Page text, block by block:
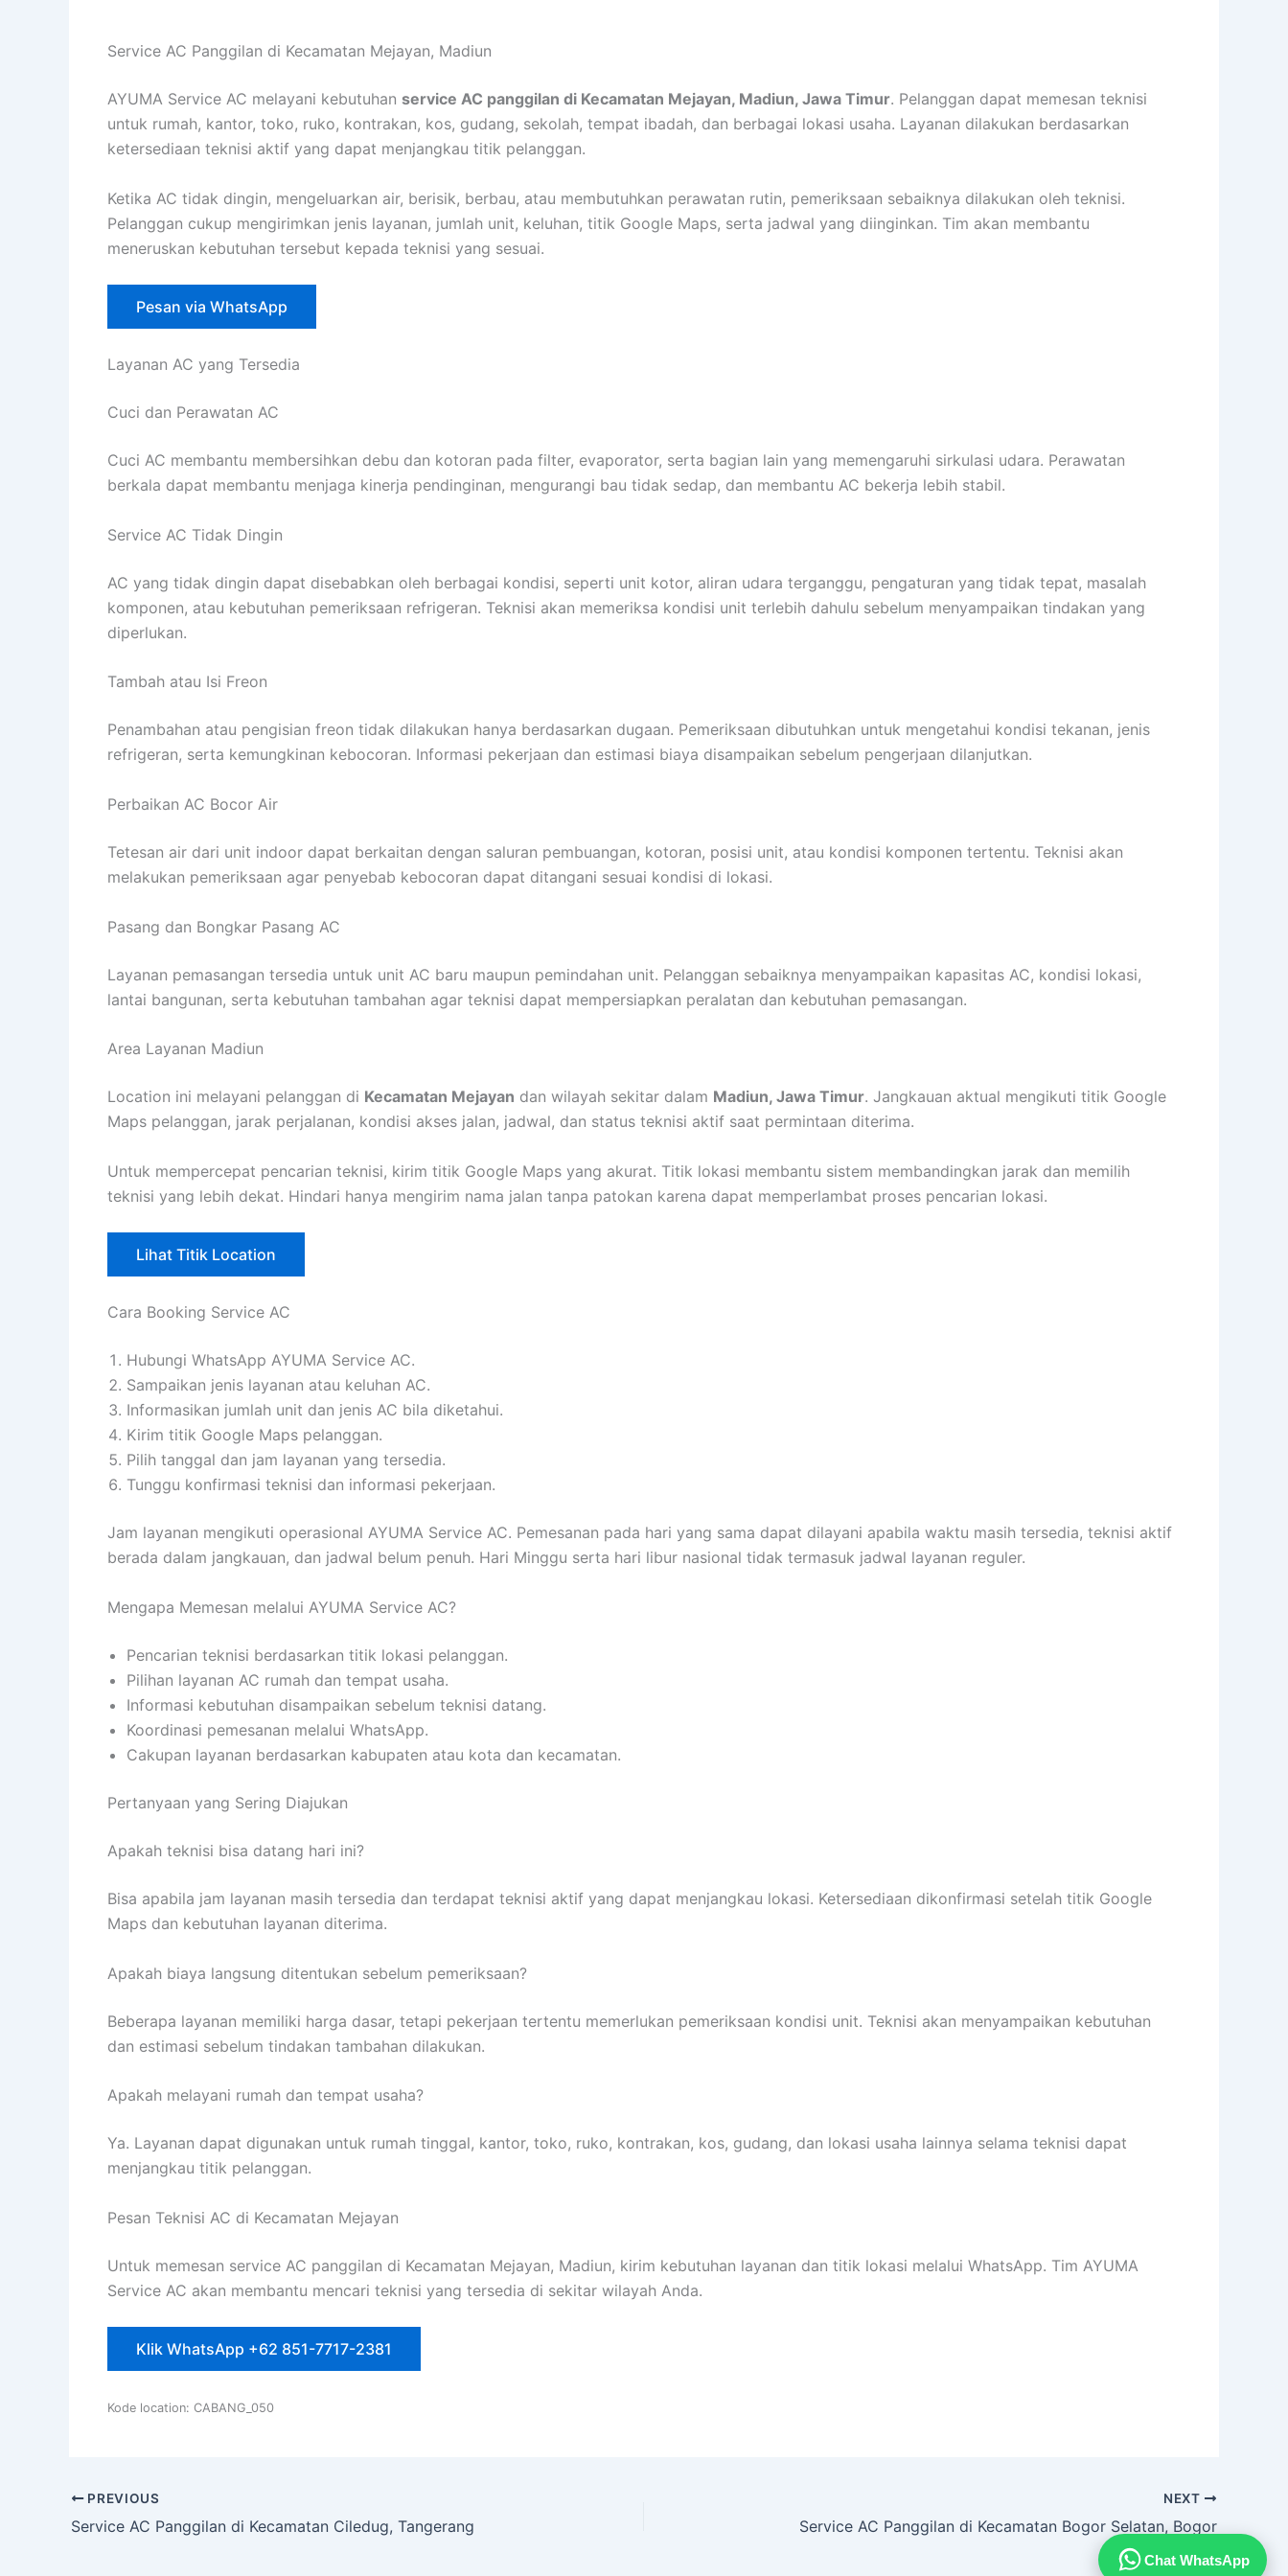
Service AC Panggilan di Kecamatan Mejayan, Madiun
AYUMA Service AC melayani kebutuhan service AC panggilan di Kecamatan Mejayan, Madiun, Jawa Timur. Pelanggan dapat memesan teknisi
untuk rumah, kantor, toko, ruko, kontrakan, kos, gudang, sekolah, tempat ibadah, dan berbagai lokasi usaha. Layanan dilakukan berdasarkan
ketersediaan teknisi aktif yang dapat menjangkau titik pelanggan.
Ketika AC tidak dingin, mengeluarkan air, berisik, berbau, atau membutuhkan perawatan rutin, pemeriksaan sebaiknya dilakukan oleh teknisi.
Pelanggan cukup mengirimkan jenis layanan, jumlah unit, keluhan, titik Google Maps, serta jadwal yang diinginkan. Tim akan membantu
meneruskan kebutuhan tersebut kepada teknisi yang sesuai.
Pesan via WhatsApp
Layanan AC yang Tersedia
Cuci dan Perawatan AC
Cuci AC membantu membersihkan debu dan kotoran pada filter, evaporator, serta bagian lain yang memengaruhi sirkulasi udara. Perawatan
berkala dapat membantu menjaga kinerja pendinginan, mengurangi bau tidak sedap, dan membantu AC bekerja lebih stabil.
Service AC Tidak Dingin
AC yang tidak dingin dapat disebabkan oleh berbagai kondisi, seperti unit kotor, aliran udara terganggu, pengaturan yang tidak tepat, masalah
komponen, atau kebutuhan pemeriksaan refrigeran. Teknisi akan memeriksa kondisi unit terlebih dahulu sebelum menyampaikan tindakan yang
diperlukan.
Tambah atau Isi Freon
Penambahan atau pengisian freon tidak dilakukan hanya berdasarkan dugaan. Pemeriksaan dibutuhkan untuk mengetahui kondisi tekanan, jenis
refrigeran, serta kemungkinan kebocoran. Informasi pekerjaan dan estimasi biaya disampaikan sebelum pengerjaan dilanjutkan.
Perbaikan AC Bocor Air
Tetesan air dari unit indoor dapat berkaitan dengan saluran pembuangan, kotoran, posisi unit, atau kondisi komponen tertentu. Teknisi akan
melakukan pemeriksaan agar penyebab kebocoran dapat ditangani sesuai kondisi di lokasi.
Pasang dan Bongkar Pasang AC
Layanan pemasangan tersedia untuk unit AC baru maupun pemindahan unit. Pelanggan sebaiknya menyampaikan kapasitas AC, kondisi lokasi,
lantai bangunan, serta kebutuhan tambahan agar teknisi dapat mempersiapkan peralatan dan kebutuhan pemasangan.
Area Layanan Madiun
Location ini melayani pelanggan di Kecamatan Mejayan dan wilayah sekitar dalam Madiun, Jawa Timur. Jangkauan aktual mengikuti titik Google
Maps pelanggan, jarak perjalanan, kondisi akses jalan, jadwal, dan status teknisi aktif saat permintaan diterima.
Untuk mempercepat pencarian teknisi, kirim titik Google Maps yang akurat. Titik lokasi membantu sistem membandingkan jarak dan memilih
teknisi yang lebih dekat. Hindari hanya mengirim nama jalan tanpa patokan karena dapat memperlambat proses pencarian lokasi.
Lihat Titik Location
Cara Booking Service AC
Hubungi WhatsApp AYUMA Service AC.
Sampaikan jenis layanan atau keluhan AC.
Informasikan jumlah unit dan jenis AC bila diketahui.
Kirim titik Google Maps pelanggan.
Pilih tanggal dan jam layanan yang tersedia.
Tunggu konfirmasi teknisi dan informasi pekerjaan.
Jam layanan mengikuti operasional AYUMA Service AC. Pemesanan pada hari yang sama dapat dilayani apabila waktu masih tersedia, teknisi aktif
berada dalam jangkauan, dan jadwal belum penuh. Hari Minggu serta hari libur nasional tidak termasuk jadwal layanan reguler.
Mengapa Memesan melalui AYUMA Service AC?
Pencarian teknisi berdasarkan titik lokasi pelanggan.
Pilihan layanan AC rumah dan tempat usaha.
Informasi kebutuhan disampaikan sebelum teknisi datang.
Koordinasi pemesanan melalui WhatsApp.
Cakupan layanan berdasarkan kabupaten atau kota dan kecamatan.
Pertanyaan yang Sering Diajukan
Apakah teknisi bisa datang hari ini?
Bisa apabila jam layanan masih tersedia dan terdapat teknisi aktif yang dapat menjangkau lokasi. Ketersediaan dikonfirmasi setelah titik Google
Maps dan kebutuhan layanan diterima.
Apakah biaya langsung ditentukan sebelum pemeriksaan?
Beberapa layanan memiliki harga dasar, tetapi pekerjaan tertentu memerlukan pemeriksaan kondisi unit. Teknisi akan menyampaikan kebutuhan
dan estimasi sebelum tindakan tambahan dilakukan.
Apakah melayani rumah dan tempat usaha?
Ya. Layanan dapat digunakan untuk rumah tinggal, kantor, toko, ruko, kontrakan, kos, gudang, dan lokasi usaha lainnya selama teknisi dapat
menjangkau titik pelanggan.
Pesan Teknisi AC di Kecamatan Mejayan
Untuk memesan service AC panggilan di Kecamatan Mejayan, Madiun, kirim kebutuhan layanan dan titik lokasi melalui WhatsApp. Tim AYUMA
Service AC akan membantu mencari teknisi yang tersedia di sekitar wilayah Anda.
Klik WhatsApp +62 851-7717-2381
Kode location: CABANG_050
PREVIOUS
Service AC Panggilan di Kecamatan Ciledug, Tangerang
NEXT
Service AC Panggilan di Kecamatan Bogor Selatan, Bogor
Chat WhatsApp